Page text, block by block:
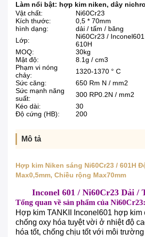
Làm nổi bật: hợp kim niken, dây
Vật chất:
Ni60Cr23
Kích thước:
0,5 * 70mm
hình dạng:
dải / tấm / băng
Lớp:
Ni60Cr23 /
610H
MOQ:
30kg
Mật độ:
8.1g / cm3
Phạm vi nóng
chảy:
1320-1370 ° C
Sức căng:
650 Rm N / mm2
Sức mạnh năng
suất:
300 RP0.2N / mm2
Kéo dài:
30
Độ cứng (HB):
200
Mô tả
Hợp kim Niken sáng Ni60Cr23 / 601H
Max0,5mm, Chiều rộng Max70mm
Inconel 601 / Ni60Cr23 Dải /
Tổng quan về sản phẩm của Ni60Cr23:
Hợp kim TANKII Inconel601 hợp kim
chống oxy hóa tuyệt vời ở nhiệt độ
hóa tốt, chống chịu tốt với môi